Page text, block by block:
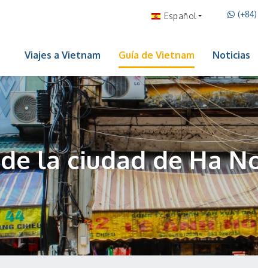
Español
Viajes a Vietnam Guía de Vietnam Noticias
la ciudad de Ha